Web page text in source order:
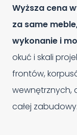
Wyższa cena
za same
wykonanie i
okuć i skali
frontów,
wewnętrznych,
całej zabudowy.